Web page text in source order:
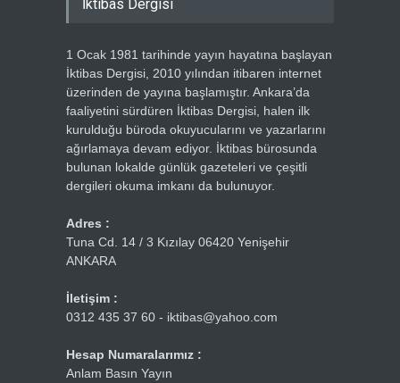
İktibas Dergisi
1 Ocak 1981 tarihinde yayın hayatına başlayan
İktibas Dergisi, 2010 yılından itibaren internet
üzerinden de yayına başlamıştır. Ankara’da
faaliyetini sürdüren İktibas Dergisi, halen ilk
kurulduğu büroda okuyucularını ve yazarlarını
ağırlamaya devam ediyor. İktibas bürosunda
bulunan lokalde günlük gazeteleri ve çeşitli
dergileri okuma imkanı da bulunuyor.
Adres :
Tuna Cd. 14 / 3 Kızılay 06420 Yenişehir
ANKARA
İletişim :
0312 435 37 60 - iktibas@yahoo.com
Hesap Numaralarımız :
Anlam Basın Yayın